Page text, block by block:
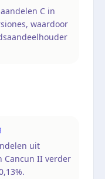
C in
waardoor
uit
Cancun II verder